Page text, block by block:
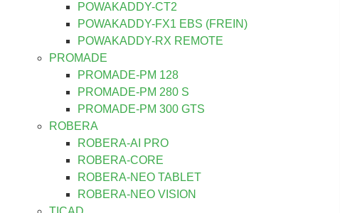
POWAKADDY-CT2
POWAKADDY-FX1 EBS (FREIN)
POWAKADDY-RX REMOTE
PROMADE
PROMADE-PM 128
PROMADE-PM 280 S
PROMADE-PM 300 GTS
ROBERA
ROBERA-AI PRO
ROBERA-CORE
ROBERA-NEO TABLET
ROBERA-NEO VISION